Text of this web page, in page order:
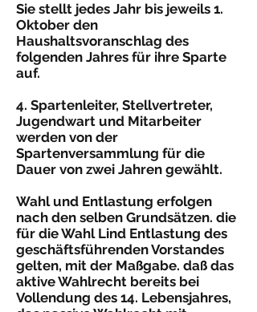
Sie stellt jedes Jahr bis jeweils 1.
Oktober den
Haushaltsvoranschlag des
folgenden Jahres für ihre Sparte
auf.
4. Spartenleiter, Stellvertreter,
Jugendwart und Mitarbeiter
werden von der
Spartenversammlung für die
Dauer von zwei Jahren gewählt.
Wahl und Entlastung erfolgen
nach den selben Grundsätzen. die
für die Wahl Lind Entlastung des
geschäftsführenden Vorstandes
gelten, mit der Maßgabe. daß das
aktive Wahl­recht bereits bei
Vollendung des 14. Lebensjahres,